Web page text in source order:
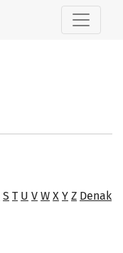
S T U V W X Y Z Denak